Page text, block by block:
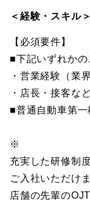
＜経験・スキル＞
【必須要件】
■下記いずれか
・営業経験（業
・店長・接客な
■普通自動車第
※
充実した研修制
ご入社いただけ
店舗の先輩の